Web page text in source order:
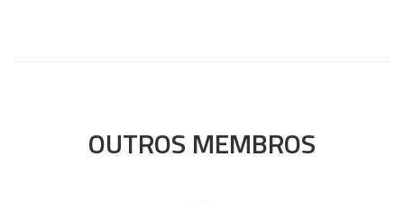
OUTROS MEMBROS